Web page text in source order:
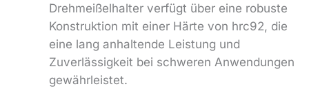
Drehmeißelhalter verfügt über eine robuste
Konstruktion mit einer Härte von hrc92, die
eine lang anhaltende Leistung und
Zuverlässigkeit bei schweren Anwendungen
gewährleistet.